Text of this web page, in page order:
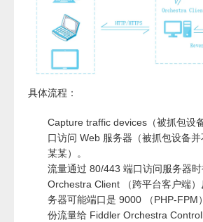
具体流程：
Capture traffic devices（被抓包设
口访问 Web 服务器（被抓包设备
某某）。
流量通过 80/443 端口访问服务器
Orchestra Client （跨平台客户端
务器可能端口是 9000 （PHP-FPM
份流量给 Fiddler Orchestra